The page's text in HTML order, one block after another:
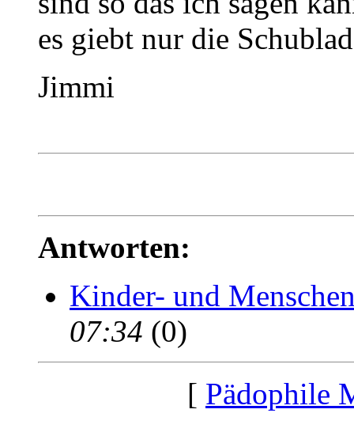
es giebt nur die
Jimmi
Antworten:
Kinder- und
07:34 (0)
[ Pädophile